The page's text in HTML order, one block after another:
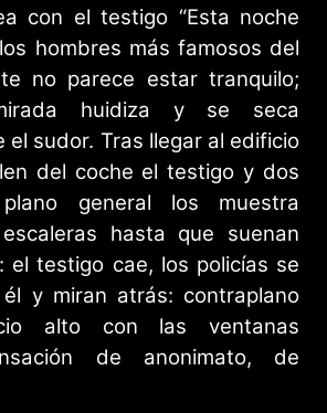
con el testigo “Esta noche
hombres más famosos del
no parece estar tranquilo;
huidiza y se seca
el sudor. Tras llegar al edificio
del coche el testigo y dos
general los muestra
hasta que suenan
el testigo cae, los policías se
y miran atrás: contraplano
alto con las ventanas
de anonimato, de